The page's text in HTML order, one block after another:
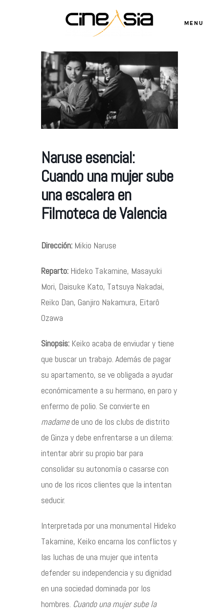
MENU
Naruse esencial:
Cuando una mujer sube
una escalera en
Filmoteca de Valencia
Dirección: Mikio Naruse
Reparto: Hideko Takamine, Masayuki
Mori, Daisuke Kato, Tatsuya Nakadai,
Reiko Dan, Ganjiro Nakamura, Eitarô
Ozawa
Sinopsis: Keiko acaba de enviudar y tiene
que buscar un trabajo. Además de pagar
su apartamento, se ve obligada a ayudar
económicamente a su hermano, en paro y
enfermo de polio. Se convierte en
madamede uno de los clubs de distrito
de Ginza y debe enfrentarse a un dilema:
intentar abrir su propio bar para
consolidar su autonomía o casarse con
uno de los ricos clientes que la intentan
seducir.
Interpretada por una monumental Hideko
Takamine, Keiko encarna los conflictos y
las luchas de una mujer que intenta
defender su independencia y su dignidad
en una sociedad dominada por los
hombres. Cuando una mujer sube la
Servicios